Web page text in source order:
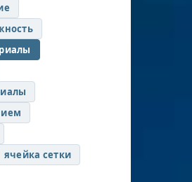
ячейка сетки